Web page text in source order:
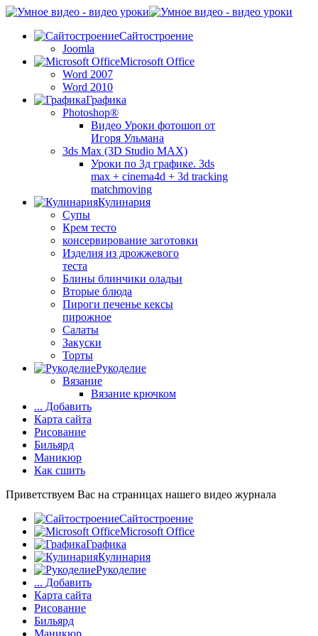
Сайтостроение
Joomla
Microsoft Office
Word 2007
Word 2010
Графика
Photoshop®
Видео Уроки фотошоп от
Игоря Ульмана
3ds Max (3D Studio MAX)
Уроки по 3д графике. 3ds
max + cinema4d + 3d tracking
matchmoving
Кулинария
Супы
Крем тесто
консервирование заготовки
Изделия из дрожжевого
теста
Блины блинчики оладьи
Вторые блюда
Пироги печенье кексы
пирожное
Салаты
Закуски
Торты
Рукоделие
Вязание
Вязание крючком
... Добавить
Карта сайта
Рисование
Бильярд
Маникюр
Как сшить
Приветствуем Вас на страницах нашего видео журнала
Сайтостроение
Microsoft Office
Графика
Кулинария
Рукоделие
... Добавить
Карта сайта
Рисование
Бильярд
Маникюр